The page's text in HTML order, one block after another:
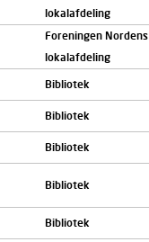
lokalafdeling
Foreningen Nordens
lokalafdeling
Bibliotek
Bibliotek
Bibliotek
Bibliotek
Bibliotek